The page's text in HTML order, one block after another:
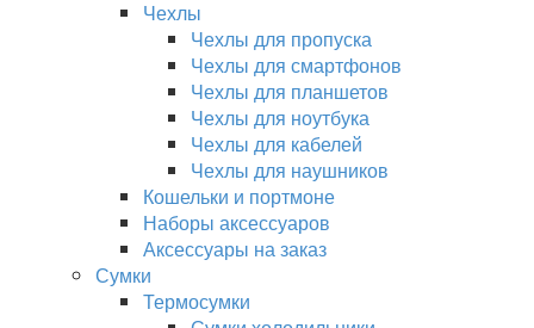
Чехлы
Чехлы для пропуска
Чехлы для смартфонов
Чехлы для планшетов
Чехлы для ноутбука
Чехлы для кабелей
Чехлы для наушников
Кошельки и портмоне
Наборы аксессуаров
Аксессуары на заказ
Сумки
Термосумки